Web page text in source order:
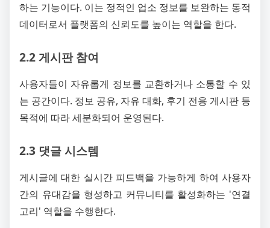
하는 기능이다. 이는 정적인 업소 정보를 보완하는 동적
데이터로서 플랫폼의 신뢰도를 높이는 역할을 한다.
2.2 게시판 참여
사용자들이 자유롭게 정보를 교환하거나 소통할 수 있
는 공간이다. 정보 공유, 자유 대화, 후기 전용 게시판 등
목적에 따라 세분화되어 운영된다.
2.3 댓글 시스템
게시글에 대한 실시간 피드백을 가능하게 하여 사용자
간의 유대감을 형성하고 커뮤니티를 활성화하는 '연결
고리' 역할을 수행한다.